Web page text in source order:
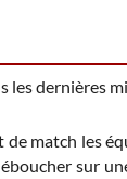
dernières
match les
sur